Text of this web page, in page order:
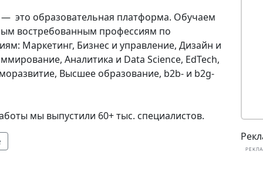
это образовательная платформа. Обучаем
востребованным профессиям по
Маркетинг, Бизнес и управление, Дизайн и
Аналитика и Data Science, EdTech,
Высшее образование, b2b- и b2g-
мы выпустили 60+ тыс. специалистов.